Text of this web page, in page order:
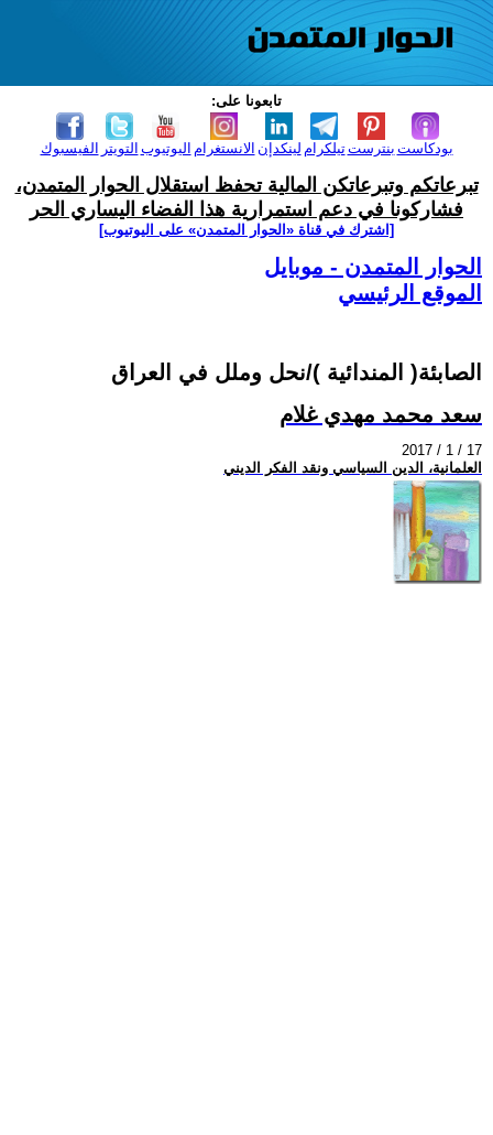
تابعونا على:
الفيسبوك التويتر اليوتيوب الانستغرام لينكدإن تيلكرامبنترست بودكاست
تبرعاتكم وتبرعاتكن المالية تحفظ استقلال الحوار المتمدن،
فشاركونا في دعم استمرارية هذا الفضاء اليساري الحر
[اشترك في قناة ‫«الحوار المتمدن» على اليوتيوب]
الحوار المتمدن - موبايل
الموقع الرئيسي
الصابئة( المندائية )/نحل وملل في العراق
سعد محمد مهدي غلام
2017 / 1 / 17
العلمانية، الدين السياسي ونقد الفكر الديني